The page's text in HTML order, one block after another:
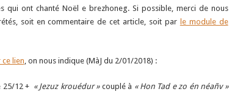
qui ont chanté Noël e brezhoneg. Si possible, merci de nous
soit en commentaire de cet article, soit par le module de
lien, on nous indique (MàJ du 2/01/2018) :
12 + « Jezuz krouédur »couplé à « Hon Tad e zo én néañv »